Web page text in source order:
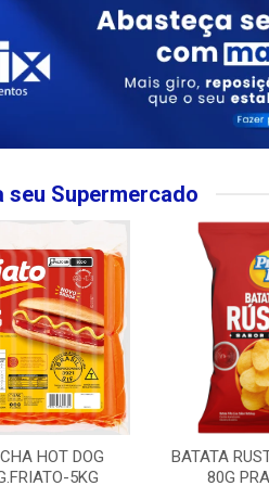
seu Supermercado
HOT DOG
5KG
BATATA
80G